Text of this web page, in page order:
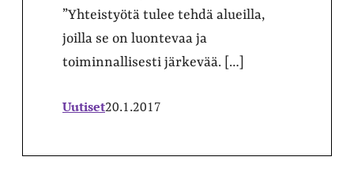
”Yhteistyötä tulee tehdä alueilla,
joilla se on luontevaa ja
toiminnallisesti järkevää. […]
Uutiset20.1.2017